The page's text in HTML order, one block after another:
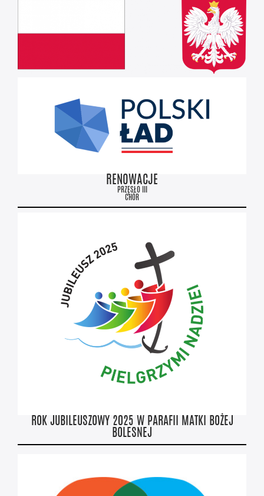
RENOWACJE
PRZĘSŁO III
CHÓR
ROK JUBILEUSZOWY 2025 W PARAFII MATKI BOŻEJ
BOLESNEJ